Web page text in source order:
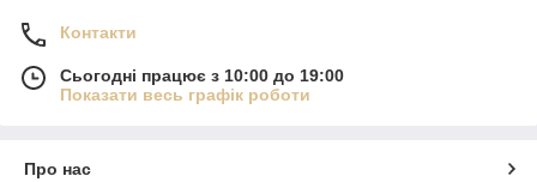
Контакти
Сьогодні працює з 10:00 до 19:00
Показати весь графік роботи
Про нас